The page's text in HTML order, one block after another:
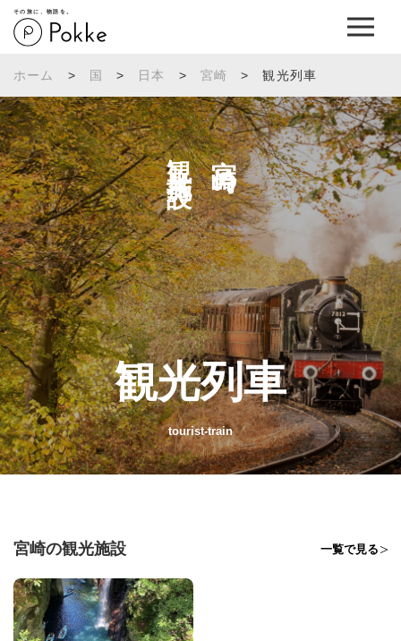
その旅に、物語を。
ホーム > 国 > 日本 > 宮崎 > 観光列車
宮崎の
観光施設へ
観光列車
tourist-train
宮崎の観光施設 一覧で見る